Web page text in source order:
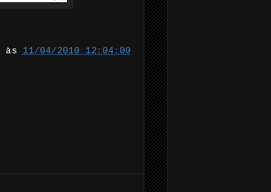
às 11/04/2010 12:04:00